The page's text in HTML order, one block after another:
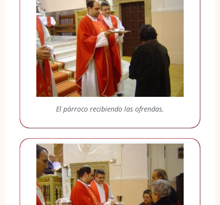
El párroco recibiendo las ofrendas.